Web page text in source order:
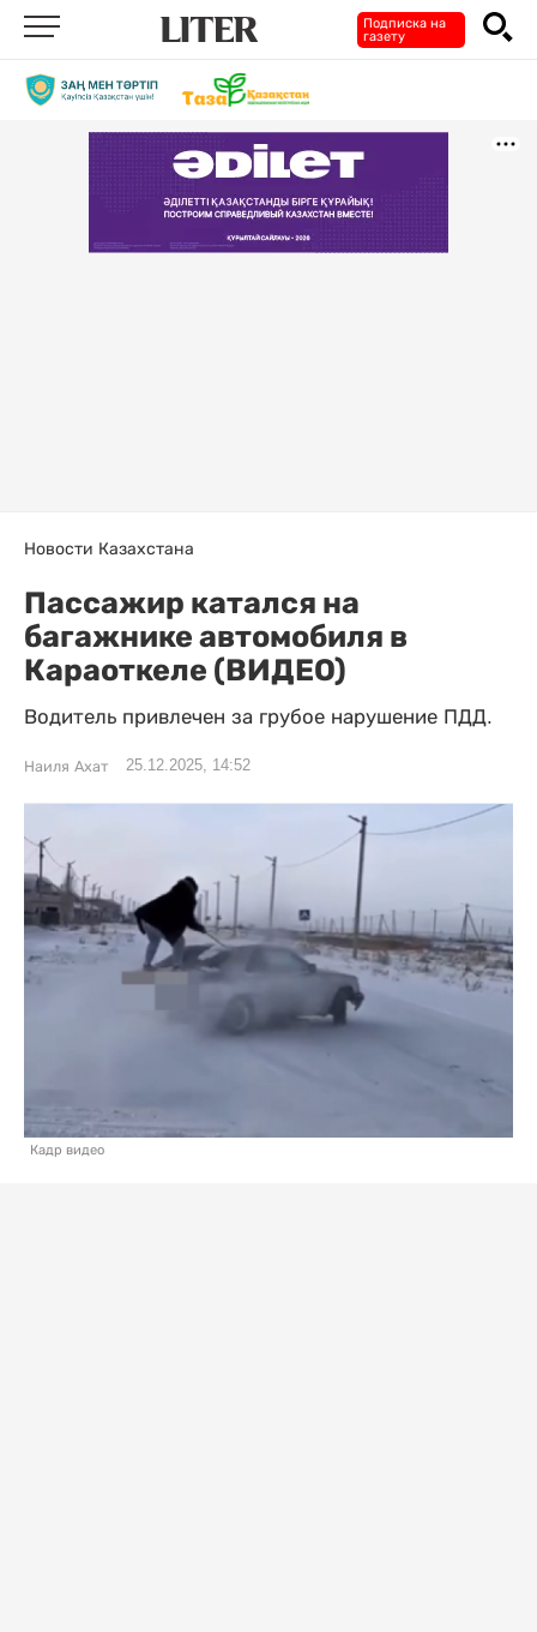
Подписка на
газету
Новости Казахстана
Пассажир катался на
багажнике автомобиля в
Караоткеле (ВИДЕО)
Водитель привлечен за грубое нарушение ПДД.
Наиля Ахат 25.12.2025, 14:52
Кадр видео